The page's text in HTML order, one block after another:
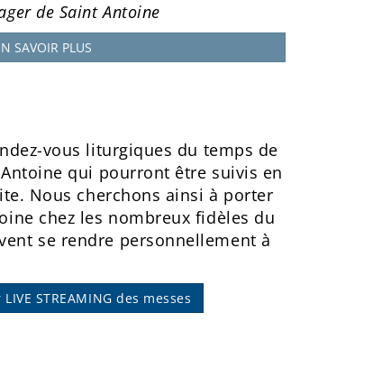
de Saint Antoine
SAVOIR PLUS
vous liturgiques du temps de
qui pourront être suivis en
Nous cherchons ainsi à porter
chez les nombreux fidèles du
se rendre personnellement à
STREAMING des messes